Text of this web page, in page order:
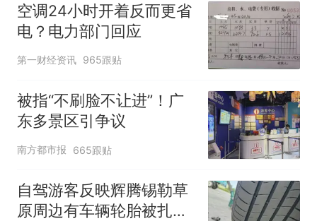
空调24小时开着反而更省
电？电力部门回应
第一财经资讯 965跟贴
被指“不刷脸不让进”！广
东多景区引争议
南方都市报 665跟贴
自驾游客反映辉腾锡勒草
原周边有车辆轮胎被扎，